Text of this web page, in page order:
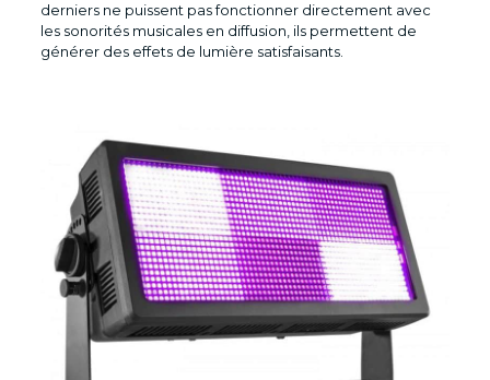
derniers ne puissent pas fonctionner directement avec
les sonorités musicales en diffusion, ils permettent de
générer des effets de lumière satisfaisants.